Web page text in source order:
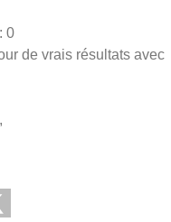
0
de vrais résultats avec